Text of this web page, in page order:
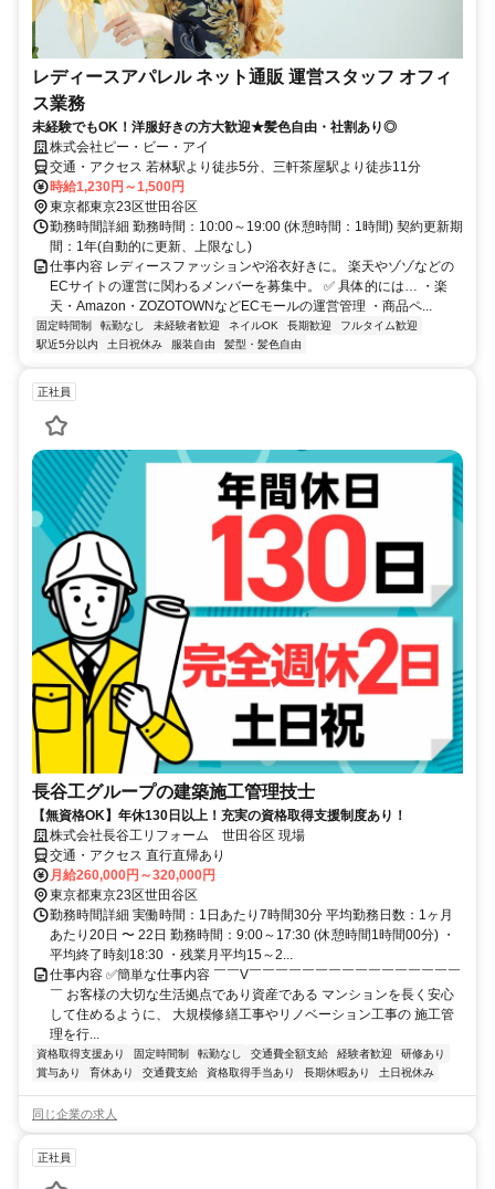
レディースアパレル ネット通販 運営スタッフ オフィ
ス業務
未経験でもOK！洋服好きの方大歓迎★髪色自由・社割あり◎
株式会社ピー・ビー・アイ
交通・アクセス 若林駅より徒歩5分、三軒茶屋駅より徒歩11分
時給1,230円～1,500円
東京都東京23区世田谷区
勤務時間詳細 勤務時間：10:00～19:00 (休憩時間：1時間) 契約更新期
間：1年(自動的に更新、上限なし)
仕事内容 レディースファッションや浴衣好きに。 楽天やゾゾなどの
ECサイトの運営に関わるメンバーを募集中。 ✅ 具体的には… ・楽
天・Amazon・ZOZOTOWNなどECモールの運営管理 ・商品ペ...
固定時間制 転勤なし 未経験者歓迎 ネイルOK 長期歓迎
フルタイム歓迎
駅近5分以内
土日祝休み 服装自由 髪型・髪色自由
正社員
長谷工グループの建築施工管理技士
【無資格OK】年休130日以上！充実の資格取得支援制度あり！
株式会社長谷工リフォーム 世田谷区 現場
交通・アクセス 直行直帰あり
月給260,000円～320,000円
東京都東京23区世田谷区
勤務時間詳細 実働時間：1日あたり7時間30分 平均勤務日数：1ヶ月
あたり20日 〜 22日 勤務時間：9:00～17:30 (休憩時間1時間00分) ・
平均終了時刻18:30 ・残業月平均15～2...
仕事内容 ✅簡単な仕事内容 ￣￣V￣￣￣￣￣￣￣￣￣￣￣￣￣￣￣￣
￣ お客様の大切な生活拠点であり資産である マンションを長く安心
して住めるように、 大規模修繕工事やリノベーション工事の 施工管
理を行...
資格取得支援あり 固定時間制 転勤なし 交通費全額支給 経験者歓迎
研修あり
賞与あり
育休あり 交通費支給 資格取得手当あり 長期休暇あり 土日祝休み
同じ企業の求人
正社員